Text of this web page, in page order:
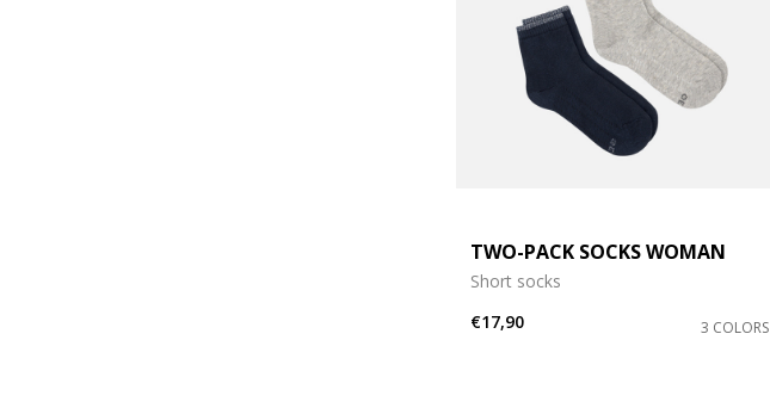
TWO-PACK SOCKS WOMAN
Short socks
€17,90
3 COLORS